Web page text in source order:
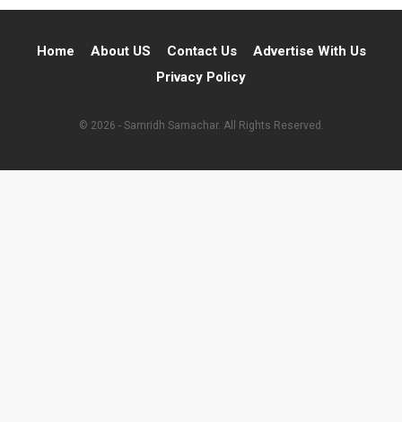
Home About US Contact Us
Advertise With Us
Privacy Policy
© 2026 - Samridh Samachar. All Rights Reserved.